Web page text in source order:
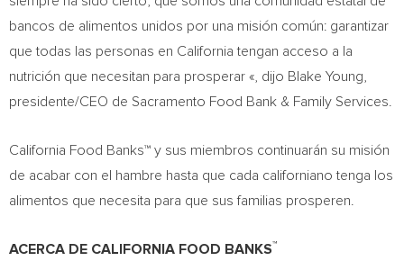
bancos de alimentos unidos por una misión común: garantizar
que todas las personas en California tengan acceso a la
nutrición que necesitan para prosperar «, dijo Blake Young,
presidente/CEO de Sacramento Food Bank & Family Services.
California Food Banks™ y sus miembros continuarán su misión
de acabar con el hambre hasta que cada californiano tenga los
alimentos que necesita para que sus familias prosperen.
ACERCA DE CALIFORNIA FOOD BANKS™